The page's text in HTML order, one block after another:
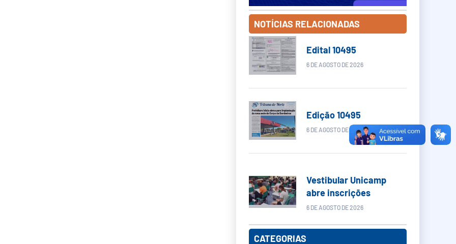
NOTÍCIAS RELACIONADAS
Edital 10495
6 DE AGOSTO DE 2026
Edição 10495
6 DE AGOSTO DE 2026
Vestibular Unicamp
abre inscrições
6 DE AGOSTO DE 2026
CATEGORIAS